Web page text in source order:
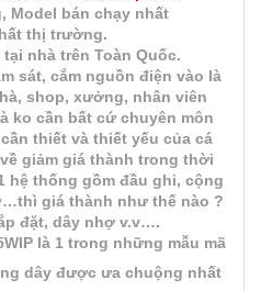
Model bán chạy nhất
thị trường.
nhà trên Toàn Quốc.
sát, cắm nguồn điện vào là
shop, xưởng, nhân viên
ko cần bất cứ chuyên môn
thiết và thiết yếu của cá
giảm giá thành trong thời
hệ thống gồm đầu ghi, cộng
giá thành như thế nào ?
đặt, dây nhợ v.v….
là 1 trong những mẫu mã
dây được ưa chuộng nhất